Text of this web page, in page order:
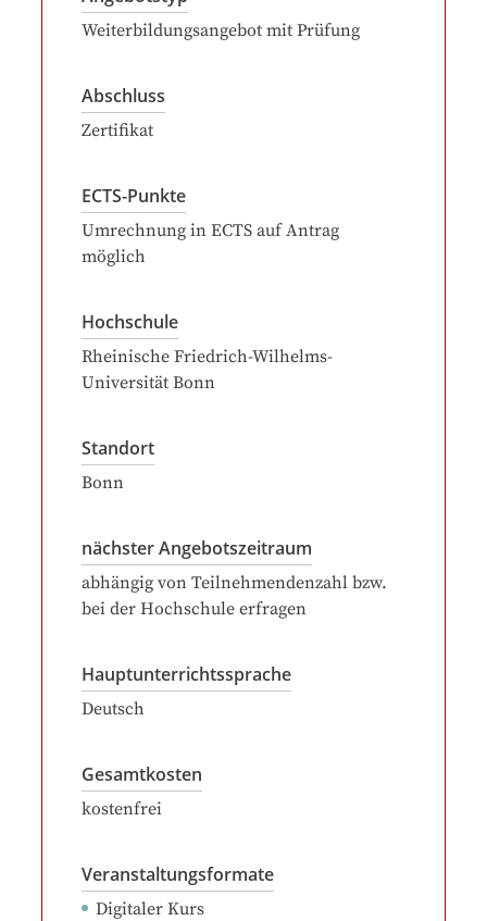
Weiterbildungsangebot mit Prüfung
Abschluss
Zertifikat
ECTS-Punkte
Umrechnung in ECTS auf Antrag
möglich
Hochschule
Rheinische Friedrich-Wilhelms-
Universität Bonn
Standort
Bonn
nächster Angebotszeitraum
abhängig von Teilnehmendenzahl bzw.
bei der Hochschule erfragen
Hauptunterrichtssprache
Deutsch
Gesamtkosten
kostenfrei
Veranstaltungsformate
Digitaler Kurs